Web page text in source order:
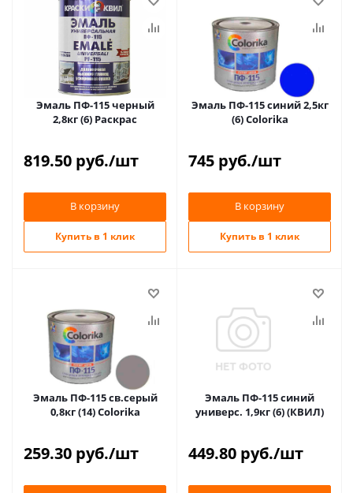
Эмаль ПФ-115 черный
2,8кг (6) Раскрас
819.50 руб./шт
В корзину
Купить в 1 клик
Эмаль ПФ-115 синий 2,5кг
(6) Colorika
745 руб./шт
В корзину
Купить в 1 клик
Эмаль ПФ-115 св.серый
0,8кг (14) Colorika
259.30 руб./шт
Эмаль ПФ-115 синий
универс. 1,9кг (6) (КВИЛ)
449.80 руб./шт